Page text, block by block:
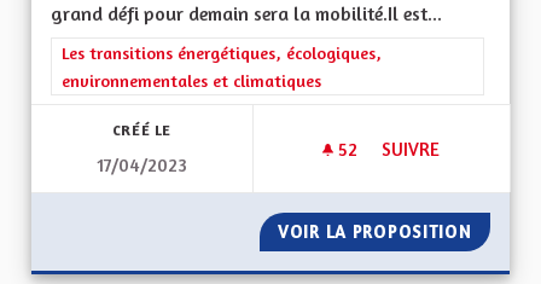
grand défi pour demain sera la mobilité.Il est...
Filtrer les résultats de la catégorie : Les transitions
Les transitions énergétiques, écologiques,
environnementales et climatiques
CRÉÉ LE
17/04/2023
52 52 ABONNÉS
SUIVRE
VOIR LA PROPOSITION